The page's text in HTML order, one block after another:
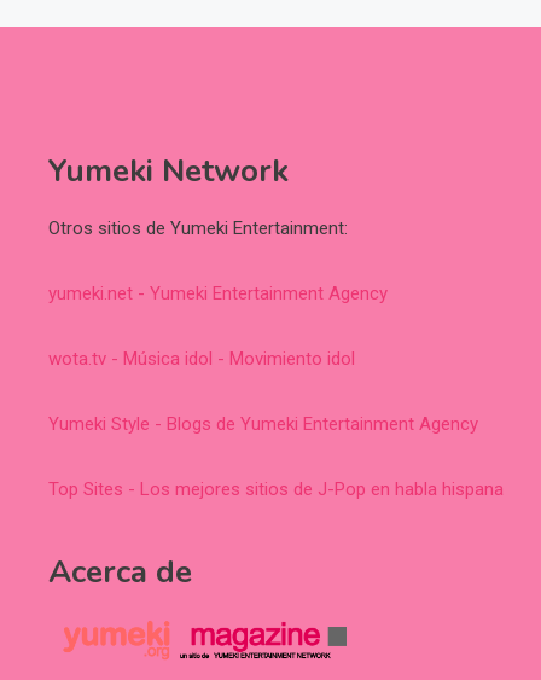
Yumeki Network
Otros sitios de Yumeki Entertainment:
yumeki.net - Yumeki Entertainment Agency
wota.tv - Música idol - Movimiento idol
Yumeki Style - Blogs de Yumeki Entertainment Agency
Top Sites - Los mejores sitios de J-Pop en habla hispana
Acerca de